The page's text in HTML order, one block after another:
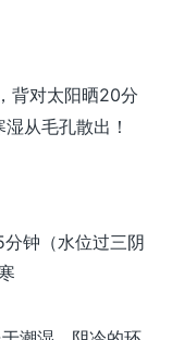
背对太阳晒20分
从毛孔散出！
钟（水位过三阴